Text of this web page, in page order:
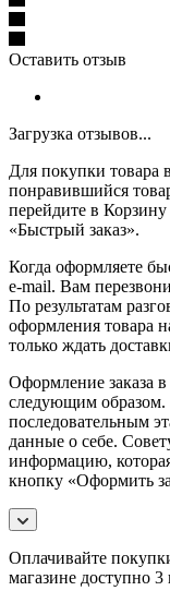
Оставить отзыв
Загрузка отзывов...
Для покупки товара
понравившийся
перейдите в
«Быстрый заказ».
Когда оформляете
e-mail. Вам
По результатам
оформления товара
только ждать
Оформление заказа
следующим образом.
последовательным
данные о себе.
информацию,
кнопку «Оформить
Оплачивайте
магазине доступно 3